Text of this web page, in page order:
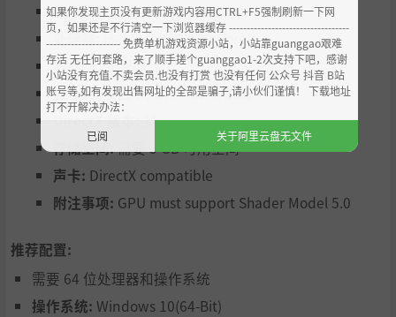
球的物资传递过来，集合全宇宙的力量来快速发展自己。
每一次游戏的开始都会随机生成全新的星图，拥有不同的星
球种类，矿物分布。每一个星球的地形也会变化。在这个千
变万化的宇宙中去完全属于你自己的“戴森球计划”。
操作系统:Windows 7(64-Bit)
处理器:i3-530 2.93GHZ 2 Core
内存:4 GB RAM
显卡:独立显卡, GTX 750 Ti 2GB
11
存储空间:需要 3 GB 可用空间
声卡: DirectX compatible
附注事项: GPU must support Shader Model 5.0
推荐配置:
需要 64 位处理器和操作系统
操作系统: Windows 10(64-Bit)
如果你发现主页没有更新游戏内容用CTRL+F5强制刷新一下网
页，如果还是不行清空一下浏览器缓存 ----------------------------------
--------------------- 免费单机游戏资源小站，小站靠guanggao艰难
存活 无任何套路，来了顺手搓个guanggao1-2次支持下吧，感谢
小站没有充值.不卖会员.也没有打赏 也没有任何 公众号 抖音 B站
账号等,如有发现出售网址的全部是骗子,请小伙们谨慎！ 下载地址
打不开解决办法：
已阅
关于阿里云盘无文件